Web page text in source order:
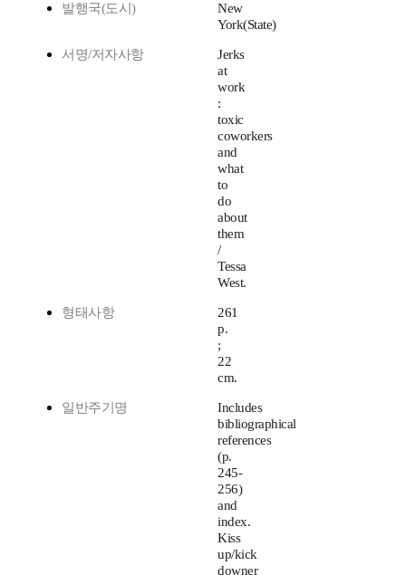
발행국(도시)
New
York(State)
서명/저자사항
Jerks
at
work
:
toxic
coworkers
and
what
to
do
about
them
/
Tessa
West.
형태사항
261
p.
;
22
cm.
일반주기명
Includes
bibliographical
references
(p.
245-
256)
and
index.
Kiss
up/kick
downer